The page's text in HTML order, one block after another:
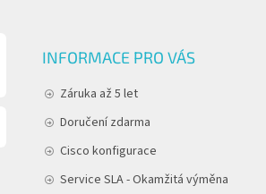
INFORMACE PRO VÁS
Záruka až 5 let
Doručení zdarma
Cisco konfigurace
Service SLA - Okamžitá výměna